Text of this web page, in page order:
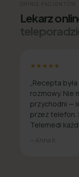
OPINIE PACJENTÓW
Lekarz
★★★★★
„Recepta
rozmowy. Nie
przychodni —
przez telefon.
Telemedi
— Anna K.